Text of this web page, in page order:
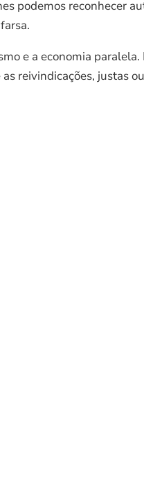
podemos reconhecer
e a economia
reivindicações, justas